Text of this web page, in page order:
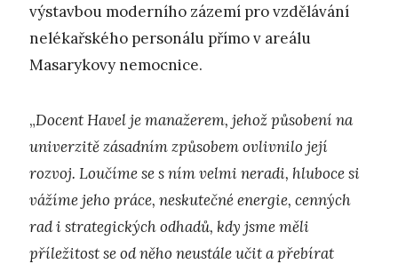
výstavbou moderního zázemí pro vzdělávání
nelékařského personálu přímo v areálu
Masarykovy nemocnice.
„Docent Havel je manažerem, jehož působení na
univerzitě zásadním způsobem ovlivnilo její
rozvoj. Loučíme se s ním velmi neradi, hluboce si
vážíme jeho práce, neskutečné energie, cenných
rad i strategických odhadů, kdy jsme měli
příležitost se od něho neustále učit a přebírat